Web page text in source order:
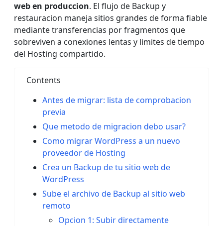
web en produccion. El flujo de Backup y
restauracion maneja sitios grandes de forma fiable
mediante transferencias por fragmentos que
sobreviven a conexiones lentas y limites de tiempo
del Hosting compartido.
Contents
Antes de migrar: lista de comprobacion
previa
Que metodo de migracion debo usar?
Como migrar WordPress a un nuevo
proveedor de Hosting
Crea un Backup de tu sitio web de
WordPress
Sube el archivo de Backup al sitio web
remoto
Opcion 1: Subir directamente